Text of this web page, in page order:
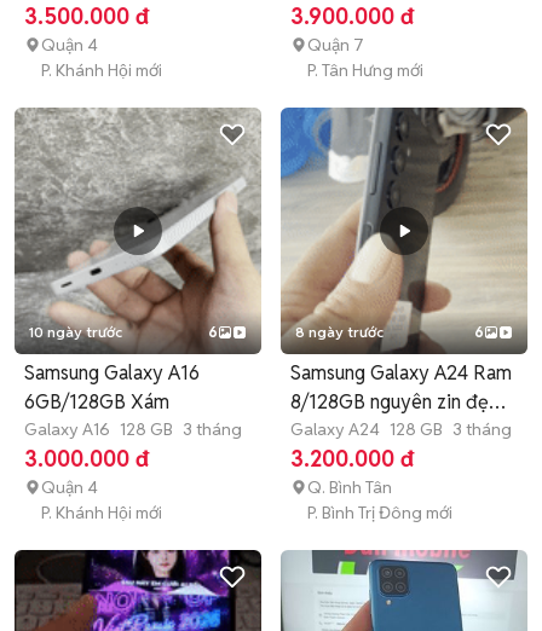
3.500.000 đ
Quận 4
P. Khánh Hội mới
tháng
3.900.000 đ
Quận 7
P. Tân Hưng mới
10 ngày trước 6
Samsung Galaxy A16
6GB/128GB Xám
Galaxy A16 128 GB 3 tháng
3.000.000 đ
Quận 4
P. Khánh Hội mới
8 ngày trước 6
Samsung Galaxy A24 Ram
8/128GB nguyên zin đẹp
BH3T
Galaxy A24 128 GB 3 tháng
3.200.000 đ
Q. Bình Tân
P. Bình Trị Đông mới